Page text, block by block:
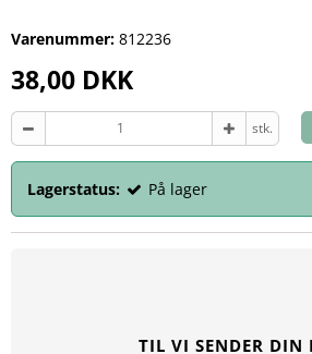
Varenummer: 812236
38,00 DKK
stk.
Lagerstatus: På lager
TIL VI SENDER DIN